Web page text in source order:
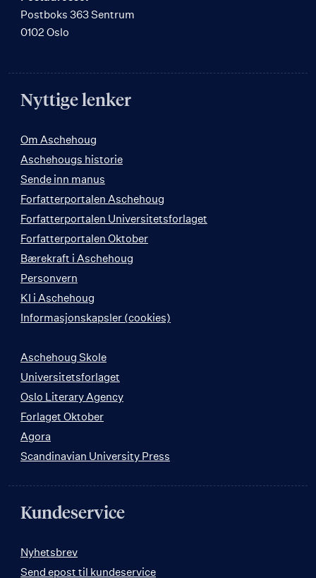
Postboks 363 Sentrum
0102 Oslo
Nyttige lenker
Om Aschehoug
Aschehougs historie
Sende inn manus
Forfatterportalen Aschehoug
Forfatterportalen Universitetsforlaget
Forfatterportalen Oktober
Bærekraft i Aschehoug
Personvern
KI i Aschehoug
Informasjonskapsler (cookies)
Aschehoug Skole
Universitetsforlaget
Oslo Literary Agency
Forlaget Oktober
Agora
Scandinavian University Press
Kundeservice
Nyhetsbrev
Send epost til kundeservice